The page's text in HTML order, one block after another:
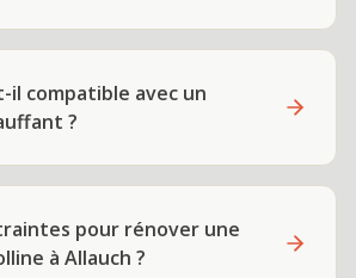
il compatible avec un
?
pour rénover une
à Allauch ?